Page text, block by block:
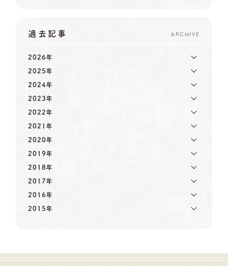
過去記事 ARCHIVE
2026年
2025年
2024年
2023年
2022年
2021年
2020年
2019年
2018年
2017年
2016年
2015年